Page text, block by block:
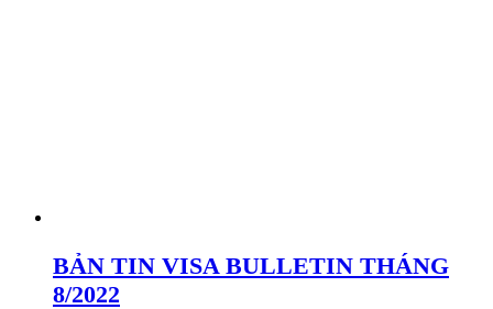
BẢN TIN VISA BULLETIN THÁNG
8/2022